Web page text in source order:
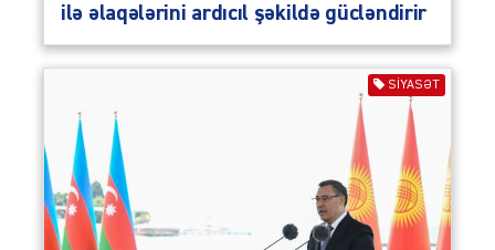
ilə əlaqələrini ardıcıl şəkildə gücləndirir
SIYASƏT